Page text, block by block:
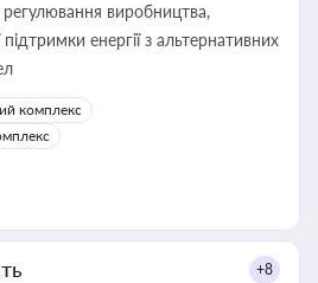
виробництва,
енергії з альтернативних
комплекс
+8